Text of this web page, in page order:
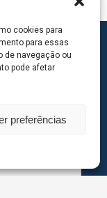
cookies para
para essas
de navegação ou
pode afetar
preferências